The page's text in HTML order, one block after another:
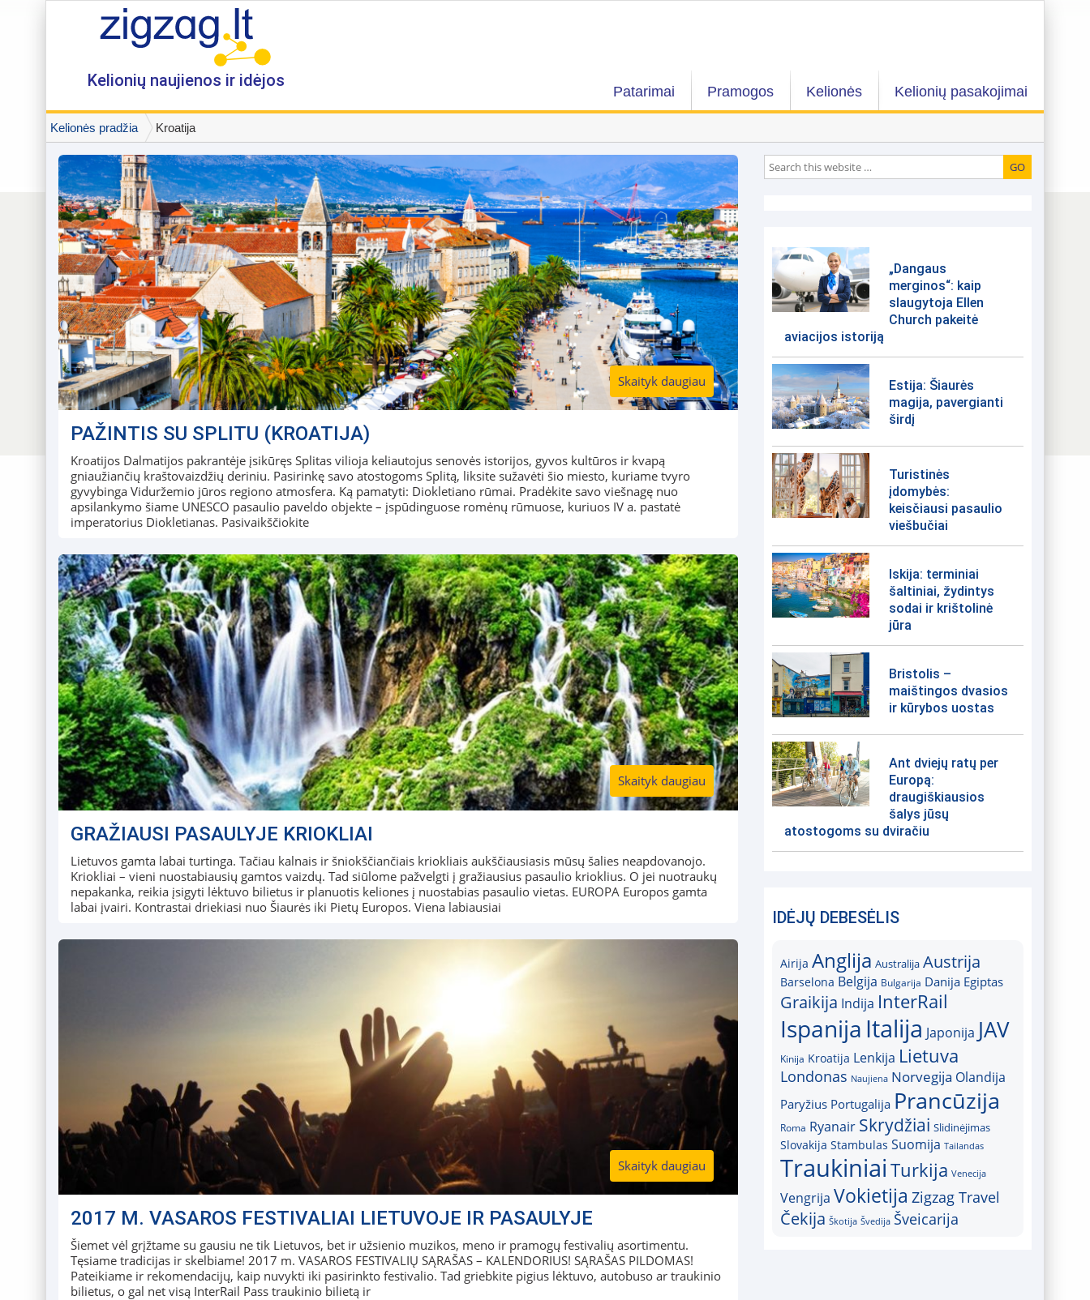
Kelionių naujienos ir idėjos
Patarimai Pramogos Kelionės Kelionių pasakojimai
Kelionės pradžia Kroatija
PAŽINTIS SU SPLITU (KROATIJA)
Kroatijos Dalmatijos pakrantėje įsikūręs Splitas vilioja keliautojus senovės istorijos, gyvos kultūros ir kvapą
gniaužiančių kraštovaizdžių deriniu. Pasirinkę savo atostogoms Splitą, liksite sužavėti šio miesto, kuriame tvyro
gyvybinga Viduržemio jūros regiono atmosfera. Ką pamatyti: Diokletiano rūmai. Pradėkite savo viešnagę nuo
apsilankymo šiame UNESCO pasaulio paveldo objekte – įspūdinguose romėnų rūmuose, kuriuos IV a. pastatė
imperatorius Diokletianas. Pasivaikščiokite
Skaityk daugiau
GRAŽIAUSI PASAULYJE KRIOKLIAI
Lietuvos gamta labai turtinga. Tačiau kalnais ir šniokščiančiais kriokliais aukščiausiasis mūsų šalies neapdovanojo.
Kriokliai – vieni nuostabiausių gamtos vaizdų. Tad siūlome pažvelgti į gražiausius pasaulio krioklius. O jei nuotraukų
nepakanka, reikia įsigyti lėktuvo bilietus ir planuotis keliones į nuostabias pasaulio vietas. EUROPA Europos gamta
labai įvairi. Kontrastai driekiasi nuo Šiaurės iki Pietų Europos. Viena labiausiai
Skaityk daugiau
2017 M. VASAROS FESTIVALIAI LIETUVOJE IR PASAULYJE
Šiemet vėl grįžtame su gausiu ne tik Lietuvos, bet ir užsienio muzikos, meno ir pramogų festivalių asortimentu.
Tęsiame tradicijas ir skelbiame! 2017 m. VASAROS FESTIVALIŲ SĄRAŠAS – KALENDORIUS! SĄRAŠAS PILDOMAS!
Pateikiame ir rekomendacijų, kaip nuvykti iki pasirinkto festivalio. Tad griebkite pigius lėktuvo, autobuso ar traukinio
bilietus, o gal net visą InterRail Pass traukinio bilietą ir
Skaityk daugiau
„Dangaus
merginos“: kaip
slaugytoja Ellen
Church pakeitė
aviacijos istoriją
Estija: Šiaurės
magija, pavergianti
širdį
Turistinės
įdomybės:
keisčiausi pasaulio
viešbučiai
Iskija: terminiai
šaltiniai, žydintys
sodai ir krištolinė
jūra
Bristolis –
maištingos dvasios
ir kūrybos uostas
Ant dviejų ratų per
Europą:
draugiškiausios
šalys jūsų
atostogoms su dviračiu
IDĖJŲ DEBESĖLIS
Airija Anglija Australija Austrija
Barselona Belgija Bulgarija Danija Egiptas
Graikija Indija InterRail
Ispanija Italija Japonija JAV
Kinija Kroatija Lenkija Lietuva
Londonas Naujiena Norvegija Olandija
Paryžius Portugalija Prancūzija
Roma Ryanair Skrydžiai Slidinėjimas
Slovakija Stambulas Suomija Tailandas
TraukiniaiTurkija Venecija
Vengrija Vokietija Zigzag Travel
Čekija Škotija Švedija Šveicarija